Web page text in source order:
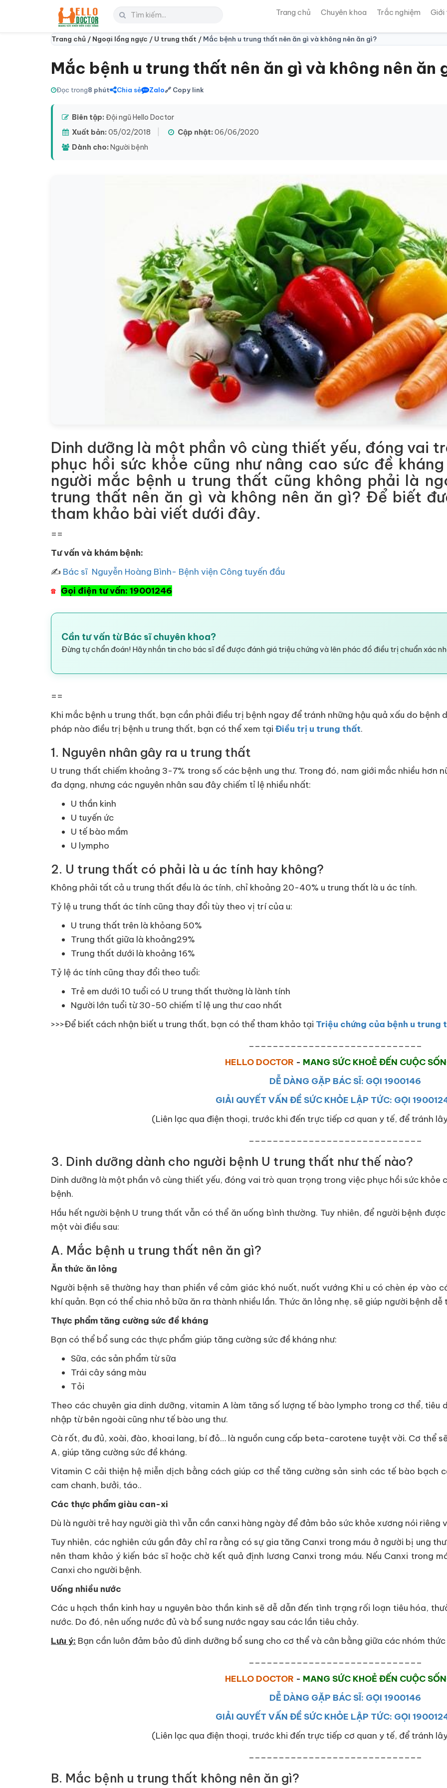
Trang chủ Chuyên khoa Trắc nghiệm Giới
Trang chủ / Ngoại lồng ngực / U trung thất / Mắc bệnh u trung thất nên ăn gì và không nên ăn gì?
Mắc bệnh u trung thất nên ăn gì và không nên ăn
Đọc trong8 phút Chia sẻ Zalo🔗 Copy link
Biên tập: Đội ngũ Hello Doctor
Xuất bản: 05/02/2018 Cập nhật: 06/06/2020
Dành cho: Người bệnh
Dinh dưỡng là một phần vô cùng thiết yếu, đóng vai
phục hồi sức khỏe cũng như nâng cao sức đề
người mắc bệnh u trung thất cũng không phải là
trung thất nên ăn gì và không nên ăn gì? Để biết
tham khảo bài viết dưới đây.
==
Tư vấn và khám bệnh:
✍ Bác sĩ Nguyễn Hoàng Bình- Bệnh viện Công tuyến đầu
☎ Gọi điện tư vấn: 19001246
Cần tư vấn từ Bác sĩ chuyên khoa?
Đừng tự chẩn đoán! Hãy nhắn tin cho bác sĩ để được đánh giá triệu chứng và lên phác đồ điều trị chuẩn xác
==
Khi mắc bệnh u trung thất, bạn cần phải điều trị bệnh ngay để tránh những hậu quả xấu do bệnh
pháp nào điều trị bệnh u trung thất, bạn có thể xem tại Điều trị u trung thất.
1. Nguyên nhân gây ra u trung thất
U trung thất chiếm khoảng 3-7% trong số các bệnh ung thư. Trong đó, nam giới mắc nhiều hơn
đa dạng, nhưng các nguyên nhân sau đây chiếm tỉ lệ nhiều nhất:
U thần kinh
U tuyến ức
U tế bào mầm
U lympho
2. U trung thất có phải là u ác tính hay không?
Không phải tất cả u trung thất đều là ác tính, chỉ khoảng 20-40% u trung thất là u ác tính.
Tỷ lệ u trung thất ác tính cũng thay đổi tùy theo vị trí của u:
U trung thất trên là khỏang 50%
Trung thất giữa là khoảng29%
Trung thất dưới là khoảng 16%
Tỷ lệ ác tính cũng thay đổi theo tuổi:
Trẻ em dưới 10 tuổi có U trung thất thường là lành tính
Người lớn tuổi từ 30-50 chiếm tỉ lệ ung thư cao nhất
>>>Để biết cách nhận biết u trung thất, bạn có thể tham khảo tại Triệu chứng của bệnh u trung
HELLO DOCTOR - MANG SỨC KHOẺ ĐẾN CUỘC
DỄ DÀNG GẶP BÁC SĨ: GỌI 1900146
GIẢI QUYẾT VẤN ĐỀ SỨC KHỎE LẬP TỨC: GỌI
(Liên lạc qua điện thoại, trước khi đến trực tiếp cơ quan y tế, để tránh
3. Dinh dưỡng dành cho người bệnh U trung thất như thế nào?
Dinh dưỡng là một phần vô cùng thiết yếu, đóng vai trò quan trọng trong việc phục hồi sức khỏe
bệnh.
Hầu hết người bệnh U trung thất vẫn có thể ăn uống bình thường. Tuy nhiên, để người bệnh
một vài điều sau:
A. Mắc bệnh u trung thất nên ăn gì?
Ăn thức ăn lỏng
Người bệnh sẽ thường hay than phiền về cảm giác khó nuốt, nuốt vướng Khi u có chèn ép vào
khí quản. Bạn có thể chia nhỏ bữa ăn ra thành nhiều lần. Thức ăn lỏng nhẹ, sẽ giúp người bệnh
Thực phẩm tăng cường sức đề kháng
Bạn có thể bổ sung các thực phẩm giúp tăng cường sức đề kháng như:
Sữa, các sản phẩm từ sữa
Trái cây sáng màu
Tỏi
Theo các chuyên gia dinh dưỡng, vitamin A làm tăng số lượng tế bào lympho trong cơ thể,
nhập từ bên ngoài cũng như tế bào ung thư.
Cà rốt, đu đủ, xoài, đào, khoai lang, bí đỏ… là nguồn cung cấp beta-carotene tuyệt vời. Cơ thể
A, giúp tăng cường sức đề kháng.
Vitamin C cải thiện hệ miễn dịch bằng cách giúp cơ thể tăng cường sản sinh các tế bào bạch
cam chanh, bưởi, táo..
Các thực phẩm giàu can-xi
Dù là người trẻ hay người già thì vẫn cần canxi hàng ngày để đảm bảo sức khỏe xương nói riêng
Tuy nhiên, các nghiên cứu gần đây chỉ ra rằng có sự gia tăng Canxi trong máu ở người bị ung
nên tham khảo ý kiến bác sĩ hoặc chờ kết quả định lương Canxi trong máu. Nếu Canxi trong
Canxi cho người bệnh.
Uống nhiều nước
Các u hạch thần kinh hay u nguyên bào thần kinh sẽ dễ dẫn đến tình trạng rối loạn tiêu hóa,
nước. Do đó, nên uống nước đủ và bổ sung nước ngay sau các lần tiêu chảy.
Lưu ý: Bạn cần luôn đảm bảo đủ dinh dưỡng bổ sung cho cơ thể và cân bằng giữa các nhóm thức
HELLO DOCTOR - MANG SỨC KHOẺ ĐẾN CUỘC
DỄ DÀNG GẶP BÁC SĨ: GỌI 1900146
GIẢI QUYẾT VẤN ĐỀ SỨC KHỎE LẬP TỨC: GỌI
(Liên lạc qua điện thoại, trước khi đến trực tiếp cơ quan y tế, để tránh
B. Mắc bệnh u trung thất không nên ăn gì?